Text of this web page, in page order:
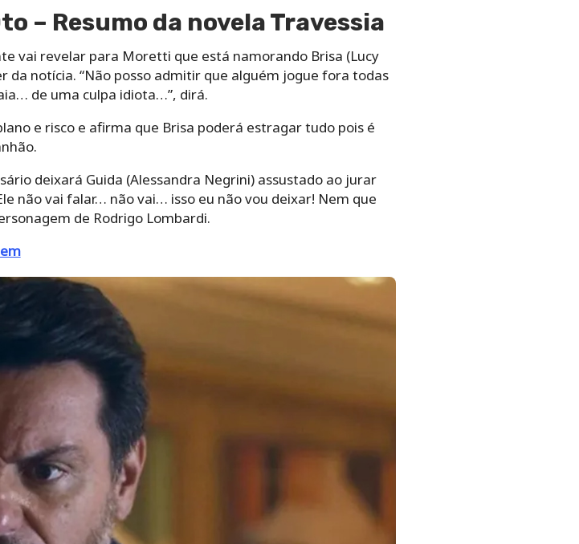
– Resumo da novela Travessia
vai revelar para Moretti que está namorando Brisa (Lucy
da notícia. “Não posso admitir que alguém jogue fora todas
de uma culpa idiota…”, dirá.
e risco e afirma que Brisa poderá estragar tudo pois é
deixará Guida (Alessandra Negrini) assustado ao jurar
não vai falar… não vai… isso eu não vou deixar! Nem que
de Rodrigo Lombardi.